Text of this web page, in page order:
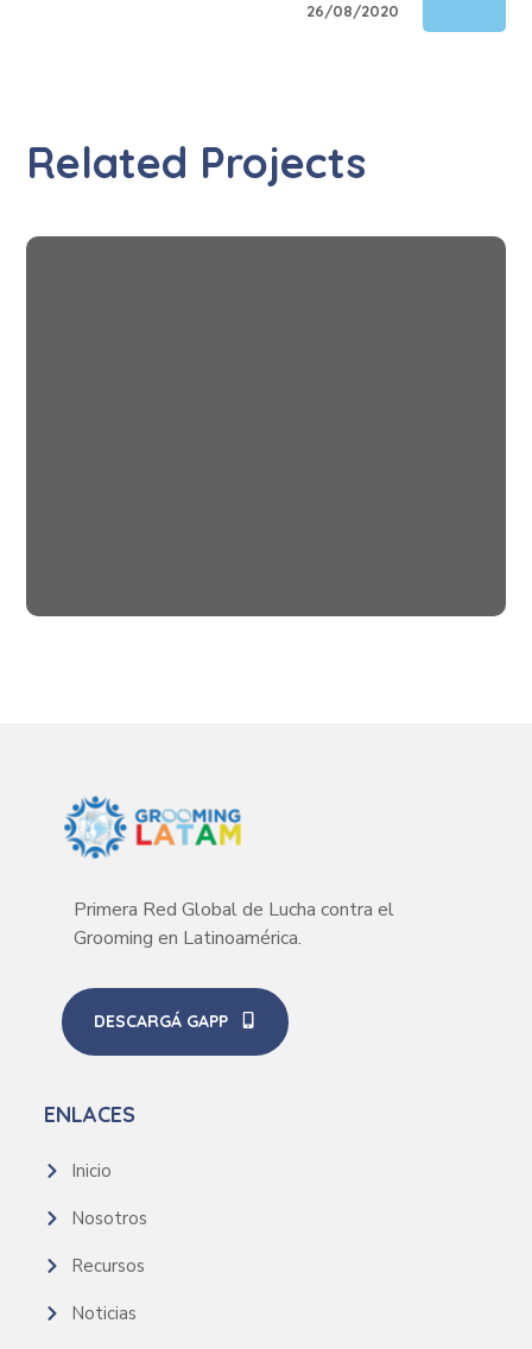
26/08/2020
Related Projects
Primera Red Global de Lucha contra el
Grooming en Latinoamérica.
DESCARGÁ GAPP
ENLACES
Inicio
Nosotros
Recursos
Noticias